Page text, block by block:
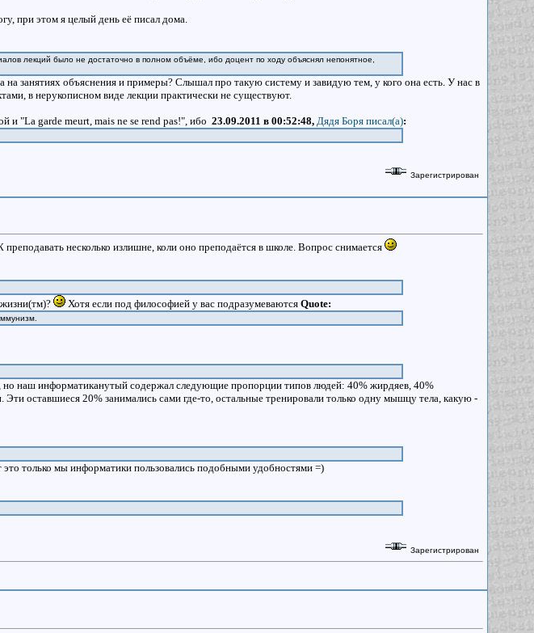
при этом я целый день её писал дома.
лекций было не достаточно в полном объёме, ибо доцент по ходу объяснял непонятное,
занятиях объяснения и примеры? Слышал про такую систему и завидую тем, у кого она есть. У нас в
в нерукописном виде лекции практически не существуют.
и "La garde meurt, mais ne se rend pas!", ибо 23.09.2011 в 00:52:48, Дядя Боря писал(a):
Зарегистрирован
несколько излишне, коли оно преподаётся в школе. Вопрос снимается
Хотя если под философией у вас подразумеваются Quote:
но наш информатиканутый содержал следующие пропорции типов людей: 40% жирдяев, 40%
оставшиеся 20% занимались сами где-то, остальные тренировали только одну мышцу тела, какую -
только мы информатики пользовались подобными удобностями =)
Зарегистрирован